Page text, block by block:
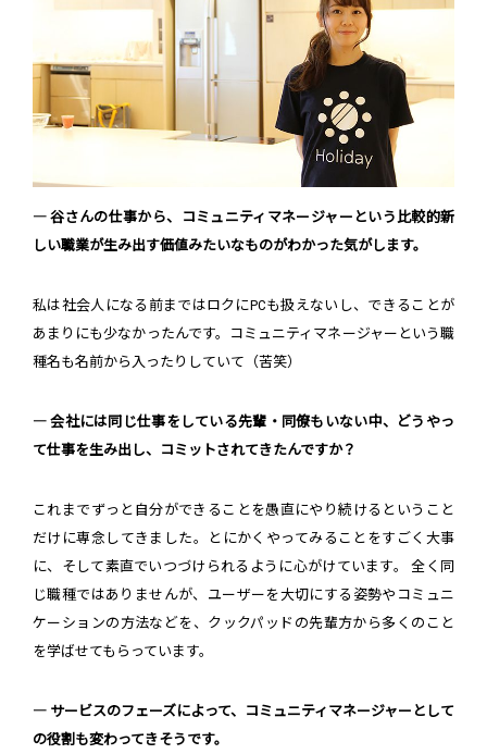
― 谷さんの仕事から、コミュニティマネージャーという比較的新
しい職業が生み出す価値みたいなものがわかった気がします。
私は社会人になる前まではロクにPCも扱えないし、できることが
あまりにも少なかったんです。コミュニティマネージャーという職
種名も名前から入ったりしていて（苦笑）
― 会社には同じ仕事をしている先輩・同僚もいない中、どうやっ
て仕事を生み出し、コミットされてきたんですか？
これまでずっと自分ができることを愚直にやり続けるということ
だけに専念してきました。とにかくやってみることをすごく大事
に、そして素直でいつづけられるように心がけています。 全く同
じ職種ではありませんが、ユーザーを大切にする姿勢やコミュニ
ケーションの方法などを、クックパッドの先輩方から多くのこと
を学ばせてもらっています。
― サービスのフェーズによって、コミュニティマネージャーとして
の役割も変わってきそうです。